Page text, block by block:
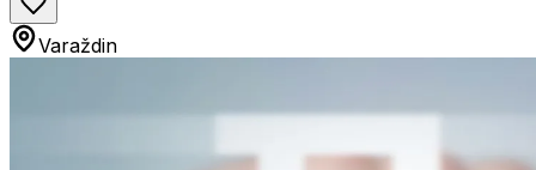
Varaždin